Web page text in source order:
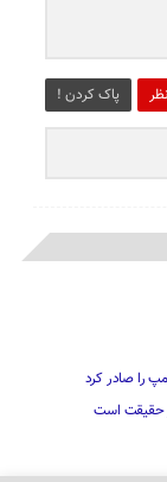
پاک کردن !
حقیقت است